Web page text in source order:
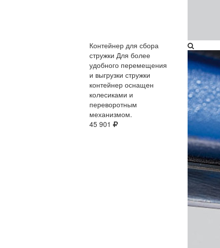
Контейнер для сбора
стружки Для более
удобного перемещения
и выгрузки стружки
контейнер оснащен
колесиками и
переворотным
механизмом.
45 901